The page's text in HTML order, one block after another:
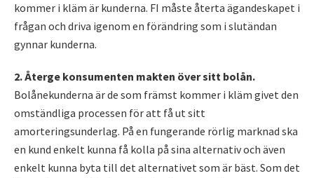
kommer i kläm är kunderna. FI måste återta ägandeskapet i
frågan och driva igenom en förändring som i slutändan
gynnar kunderna.
2. Återge konsumenten makten över sitt bolån.
Bolånekunderna är de som främst kommer i kläm givet den
omständliga processen för att få ut sitt
amorteringsunderlag. På en fungerande rörlig marknad ska
en kund enkelt kunna få kolla på sina alternativ och även
enkelt kunna byta till det alternativet som är bäst. Som det